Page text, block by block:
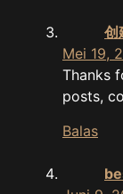
创
Mei 19,
Thanks
posts,
Balas